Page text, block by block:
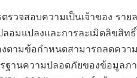
วจสอบความเป็นเจ้าของ ราย
อมแปลงและการละเมิดลิขสิท
ตามข้อกำหนดสามารถลดควา
ฐานความปลอดภัยของข้อมูลภ